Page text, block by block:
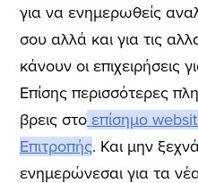
για να ενημερωθείς
σου αλλά και για τις
κάνουν οι επιχειρήσεις
Επίσης περισσότερες
βρεις στο επίσημο
Επιτροπής. Και μην
ενημερώνεσαι για τα